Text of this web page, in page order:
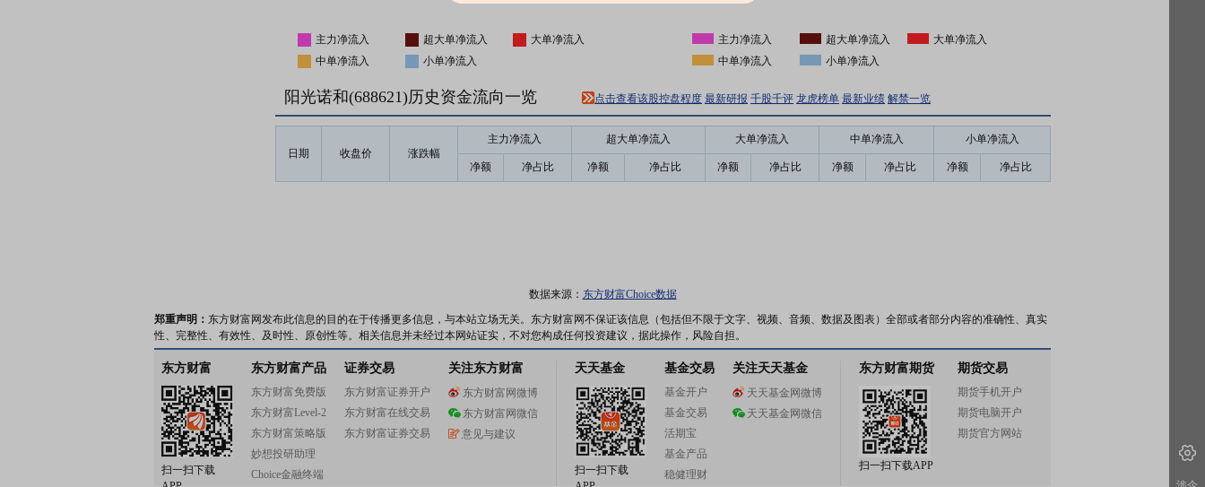
主力净流入 超大单净流入
大单净流入
中单净流入
小单净流入
主力净流入 超大单净流入
大单净流入
中单净流入
小单净流入
阳光诺和(688621)历史资金流向一览 点击查看该股控盘程度 最新研报 千股千评 龙虎榜单 最新业绩 解禁一览
日期 收盘价 涨跌幅
主力净流入 超大单净流入 大单净流入 中单净流入 小单净流入
净额 净占比 净额 净占比 净额 净占比 净额 净占比 净额 净占比
数据来源： 东方财富Choice数据
郑重声明： 东方财富网发布此信息的目的在于传播更多信息，与本站立场无关。东方财富网不保证该信息（包括但不限于文字、视频、音频、数据及图表）全部或者部分内容的准确性、真实
性、完整性、有效性、及时性、原创性等。相关信息并未经过本网站证实，不对您构成任何投资建议，据此操作，风险自担。
东方财富
扫一扫下载
东方财富产品
东方财富免费版
东方财富Level-2
东方财富策略版
妙想投研助理
Choice金融终端
证券交易
东方财富证券开户
东方财富在线交易
东方财富证券交易
关注东方财富
东方财富网微博
东方财富网微信
意见与建议
天天基金
扫一扫下载
基金交易
基金开户
基金交易
活期宝
基金产品
稳健理财
关注天天基金
天天基金网微博
天天基金网微信
东方财富期货
扫一扫下载APP
期货交易
期货手机开户
期货电脑开户
期货官方网站